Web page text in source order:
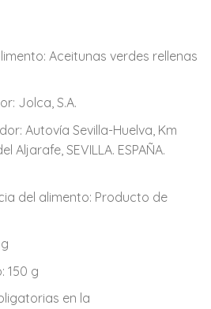
Aceitunas verdes rellenas
Jolca, S.A.
Autovía Sevilla-Huelva, Km
Aljarafe, SEVILLA. ESPAÑA.
del alimento: Producto de
150 g
en la